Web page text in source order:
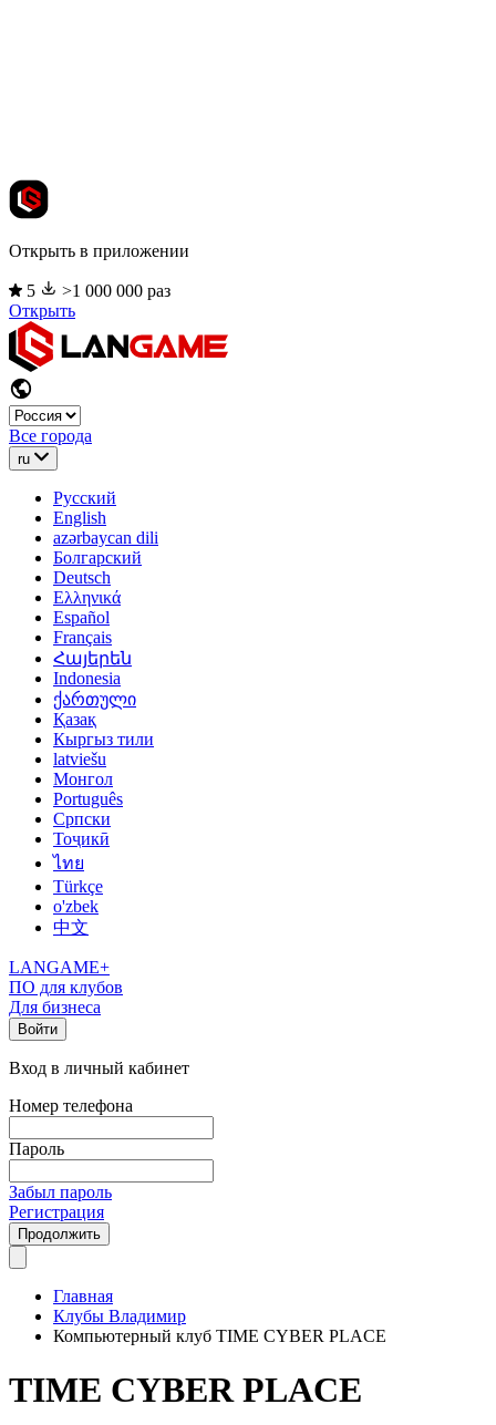
Открыть в приложении
5
>1 000 000 раз
Открыть
Все города
ru
Русский
English
azərbaycan dili
Болгарский
Deutsch
Ελληνικά
Español
Français
Հայերեն
Indonesia
ქართული
Қазақ
Кыргыз тили
latviešu
Монгол
Português
Српски
Тоҷикӣ
ไทย
Türkçe
o'zbek
中文
LANGAME+
ПО для клубов
Для бизнеса
Войти
Вход в личный кабинет
Номер телефона
Пароль
Забыл пароль
Регистрация
Продолжить
Главная
Клубы Владимир
Компьютерный клуб TIME CYBER PLACE
TIME CYBER PLACE